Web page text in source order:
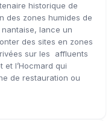
historique de
des zones humides de
nantaise, lance un
des sites en zones
sur les affluents
et l’Hocmard qui
de restauration ou